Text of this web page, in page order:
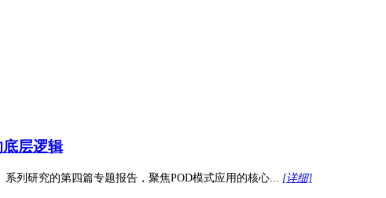
层逻辑
列研究的第四篇专题报告，聚焦POD模式应用的核心... [详细]